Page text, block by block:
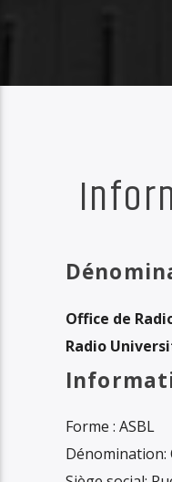
Office de
Radio
Forme : ASBL
Dénomination: